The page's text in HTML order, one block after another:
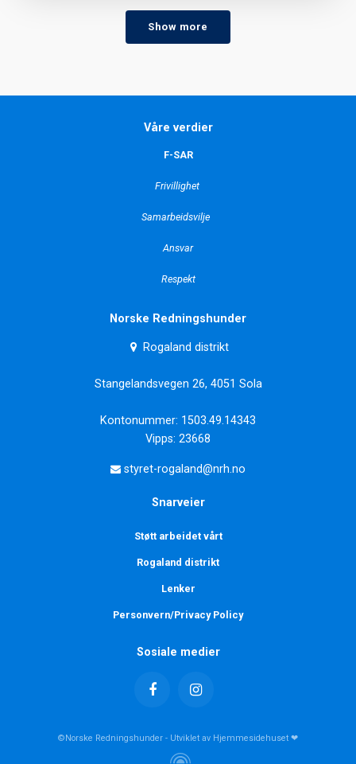
Show more
Våre verdier
F-SAR
Frivillighet
Samarbeidsvilje
Ansvar
Respekt
Norske Redningshunder
Rogaland distrikt
Stangelandsvegen 26, 4051 Sola
Kontonummer: 1503.49.14343
Vipps: 23668
styret-rogaland@nrh.no
Snarveier
Støtt arbeidet vårt
Rogaland distrikt
Lenker
Personvern/Privacy Policy
Sosiale medier
©Norske Redningshunder - Utviklet av Hjemmesidehuset ❤